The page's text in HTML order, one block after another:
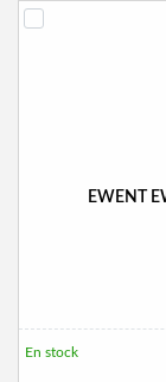
EWENT
En stock